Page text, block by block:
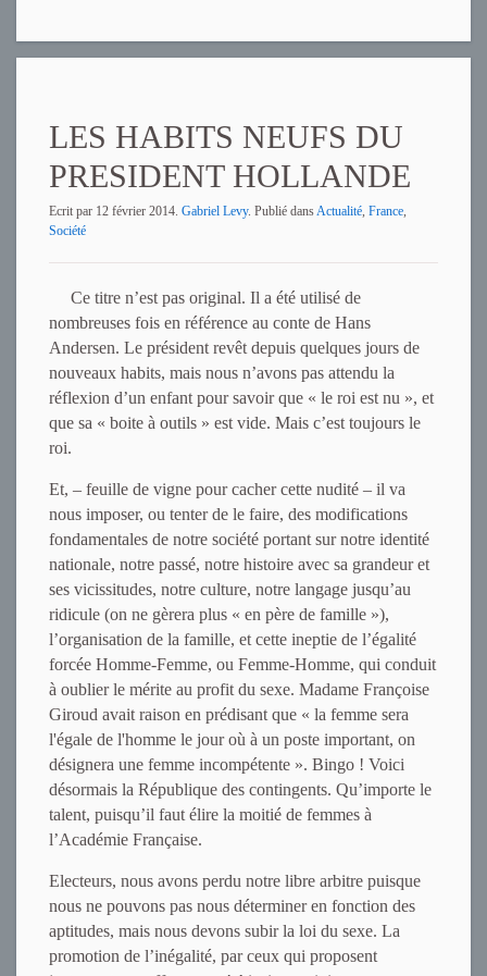
LES HABITS NEUFS DU
PRESIDENT HOLLANDE
Ecrit par 12 février 2014. Gabriel Levy. Publié dansActualité, France,
Société
Ce titre n’est pas original. Il a été utilisé de
nombreuses fois en référence au conte de Hans
Andersen. Le président revêt depuis quelques jours de
nouveaux habits, mais nous n’avons pas attendu la
réflexion d’un enfant pour savoir que « le roi est nu », et
que sa « boite à outils » est vide. Mais c’est toujours le
roi.
Et, – feuille de vigne pour cacher cette nudité – il va
nous imposer, ou tenter de le faire, des modifications
fondamentales de notre société portant sur notre identité
nationale, notre passé, notre histoire avec sa grandeur et
ses vicissitudes, notre culture, notre langage jusqu’au
ridicule (on ne gèrera plus « en père de famille »),
l’organisation de la famille, et cette ineptie de l’égalité
forcée Homme-Femme, ou Femme-Homme, qui conduit
à oublier le mérite au profit du sexe. Madame Françoise
Giroud avait raison en prédisant que « la femme sera
l'égale de l'homme le jour où à un poste important, on
désignera une femme incompétente ». Bingo ! Voici
désormais la République des contingents. Qu’importe le
talent, puisqu’il faut élire la moitié de femmes à
l’Académie Française.
Electeurs, nous avons perdu notre libre arbitre puisque
nous ne pouvons pas nous déterminer en fonction des
aptitudes, mais nous devons subir la loi du sexe. La
promotion de l’inégalité, par ceux qui proposent